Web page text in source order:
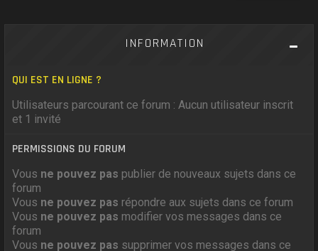
INFORMATION
QUI EST EN LIGNE ?
Utilisateurs parcourant ce forum : Aucun utilisateur inscrit
et 1 invité
PERMISSIONS DU FORUM
Vous ne pouvez pas publier de nouveaux sujets dans ce
forum
Vous ne pouvez pas répondre aux sujets dans ce forum
Vous ne pouvez pas modifier vos messages dans ce
forum
Vous ne pouvez pas supprimer vos messages dans ce